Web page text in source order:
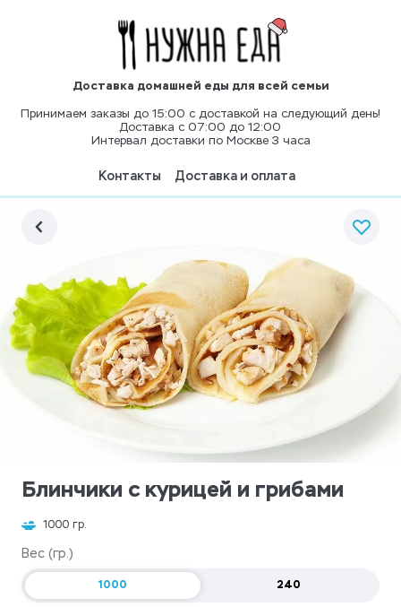
Доставка домашней еды для всей семьи
Принимаем заказы до 15:00 с доставкой на следующий день!
Доставка с 07:00 до 12:00
Интервал доставки по Москве 3 часа
Контакты Доставка и оплата
Блинчики с курицей и грибами
1000 гр.
Вес (гр.)
1000 240